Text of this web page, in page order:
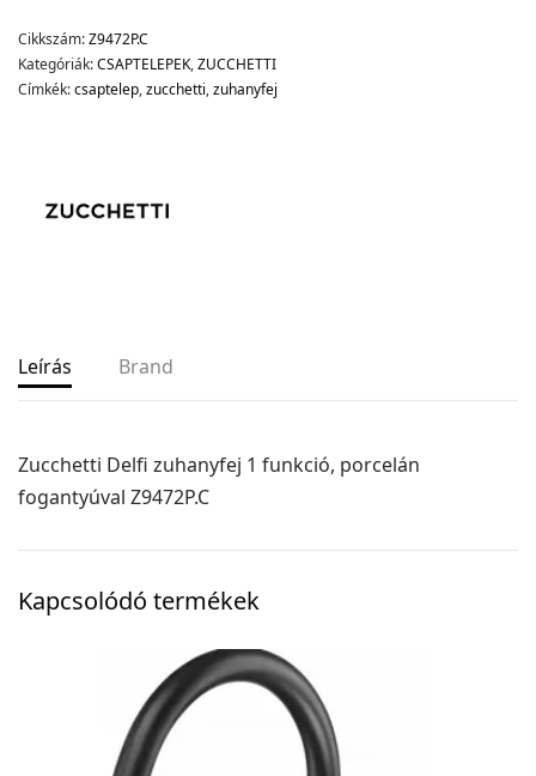
Cikkszám:Z9472P.C
Kategóriák:CSAPTELEPEK,ZUCCHETTI
Címkék:csaptelep,zucchetti,zuhanyfej
Leírás Brand
Zucchetti Delfi zuhanyfej 1 funkció, porcelán
fogantyúval Z9472P.C
Kapcsolódó termékek